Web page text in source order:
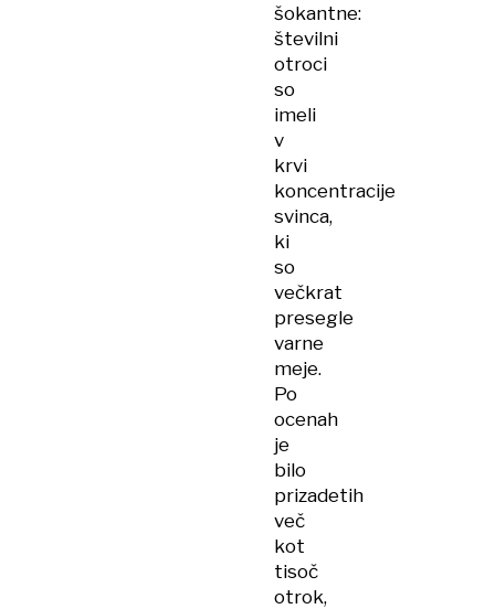
šokantne:
številni
otroci
so
imeli
v
krvi
koncentracije
svinca,
ki
so
večkrat
presegle
varne
meje.
Po
ocenah
je
bilo
prizadetih
več
kot
tisoč
otrok,